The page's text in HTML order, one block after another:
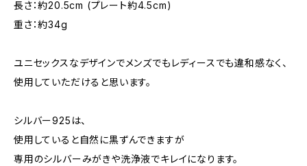
長さ：約20.5cm (プレート約4.5cm)
重さ：約34g
ユニセックスなデザインでメンズでもレディースでも違和感なく、
使用していただけると思います。
シルバー925は、
使用していると自然に黒ずんできますが
専用のシルバーみがきや洗浄液でキレイになります。